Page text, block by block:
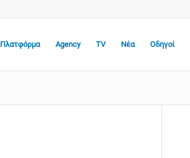
Πλατφόρμα Agency TV Νέα Οδηγοί